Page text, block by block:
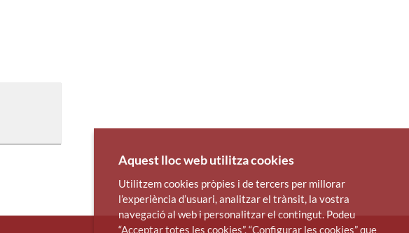
Aquest lloc web utilitza cookies
Utilitzem cookies pròpies i de tercers per millorar
l’experiència d’usuari, analitzar el trànsit, la vostra
navegació al web i personalitzar el contingut. Podeu
“Acceptar totes les cookies”, “Configurar les cookies” que